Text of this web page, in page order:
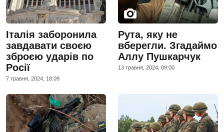
Італія заборонила
завдавати своєю
зброєю ударів по
Росії
7 травня, 2024, 18:09
Рута, яку не
вберегли. Згадаймо
Аллу Пушкарчук
13 травня, 2024, 09:00